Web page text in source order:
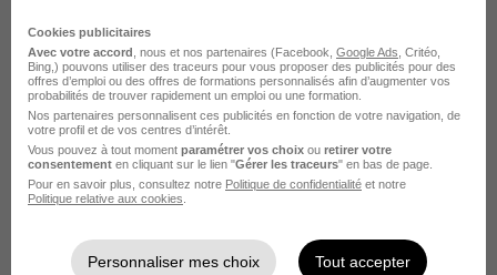
Cette offre n’est plus disponible depuis le 07/07/26
Boulanger en Apprentissage H/F
Banette
Cookies publicitaires
Avec votre accord , nous et nos partenaires (Facebook, Google Ads , Critéo,
Bing,) pouvons utiliser des traceurs pour vous proposer des publicités pour des
offres d’emploi ou des offres de formations personnalisés afin d’augmenter vos
probabilités de trouver rapidement un emploi ou une formation.
Nos partenaires personnalisent ces publicités en fonction de votre navigation, de
votre profil et de vos centres d’intérêt.
Vous pouvez à tout moment paramétrer vos choix ou retirer votre
consentement en cliquant sur le lien "Gérer les traceurs" en bas de page.
Pour en savoir plus, consultez notre Politique de confidentialité et notre
Politique relative aux cookies
Personnaliser mes choix Tout accepter